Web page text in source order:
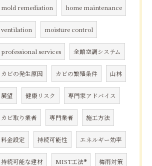
mold remediation home maintenance
ventilation moisture control
professional services 全館空調システム
カビの発生原因 カビの繁殖条件 山林
展望 健康リスク 専門家アドバイス
カビ取り業者 専門業者 施工方法
料金設定 持続可能性 エネルギー効率
持続可能な建材 MIST工法® 梅雨対策